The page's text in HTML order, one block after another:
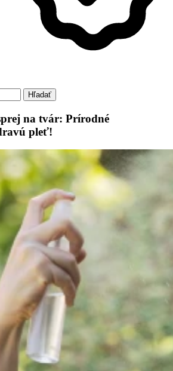
Hľadať
na tvár: Prírodné
pleť!